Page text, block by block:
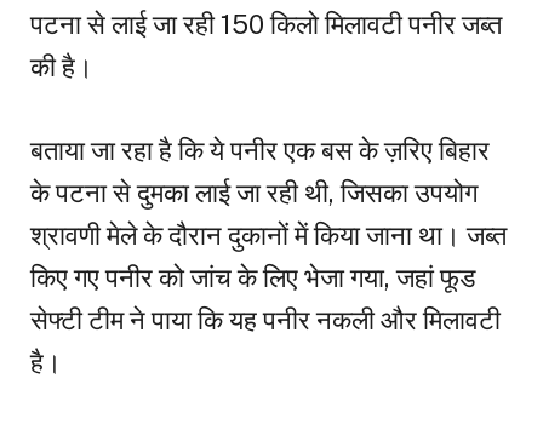
पटना से लाई जा रही 150 किलो मिलावटी पनीर जब्त
की है।
बताया जा रहा है कि ये पनीर एक बस के ज़रिए बिहार
के पटना से दुमका लाई जा रही थी, जिसका उपयोग
श्रावणी मेले के दौरान दुकानों में किया जाना था। जब्त
किए गए पनीर को जांच के लिए भेजा गया, जहां फूड
सेफ्टी टीम ने पाया कि यह पनीर नकली और मिलावटी
है।